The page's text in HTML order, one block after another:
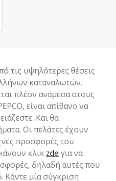
τις υψηλότερες θέσεις
καταναλωτών.
πλέον ανάμεσα στους
είναι απίθανο να
Και θα
Οι πελάτες έχουν
προσφορές του
κλικ zde για να
δηλαδή αυτές που
Κάντε μία σύγκριση